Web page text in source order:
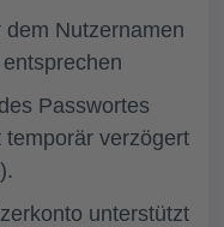
Nutzernamen
Passwortes
verzögert
unterstützt